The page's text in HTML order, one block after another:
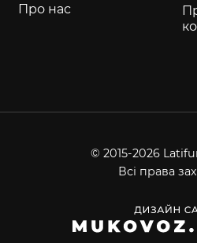
Про нас
© 2015-2026
Всі права